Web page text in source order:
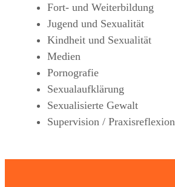
Fort- und Weiterbildung
Jugend und Sexualität
Kindheit und Sexualität
Medien
Pornografie
Sexualaufklärung
Sexualisierte Gewalt
Supervision / Praxisreflexion